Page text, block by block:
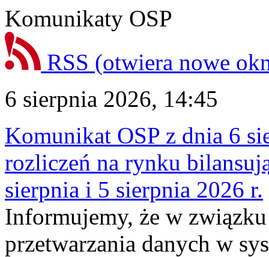
Komunikaty OSP
RSS (otwiera nowe
6 sierpnia 2026, 14:45
Komunikat OSP z dnia 6
rozliczeń na rynku
sierpnia i 5 sierpnia 2026 r.
Informujemy, że w
przetwarzania danych w